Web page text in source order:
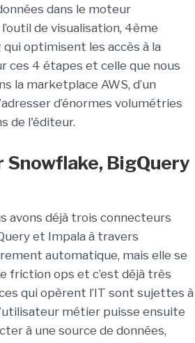
dans le moteur
de visualisation, 4ème
optimisent les accès à la
ces 4 étapes et celle que nous
la marketplace AWS, d’un
d’énormes volumétries
de l'éditeur.
Snowflake, BigQuery
avons déjà trois connecteurs
et Impala à travers
automatique, mais elle se
friction ops et c’est déjà très
qui opèrent l’IT sont sujettes à
métier puisse ensuite
à une source de données,